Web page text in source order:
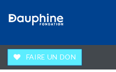
FAIRE UN DON